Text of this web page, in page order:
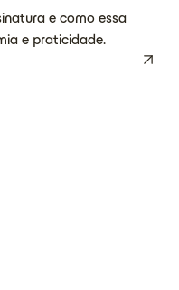
e como essa
e praticidade.